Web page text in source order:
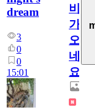
dream
3
0
0
15:01
비
가
오
네
요.